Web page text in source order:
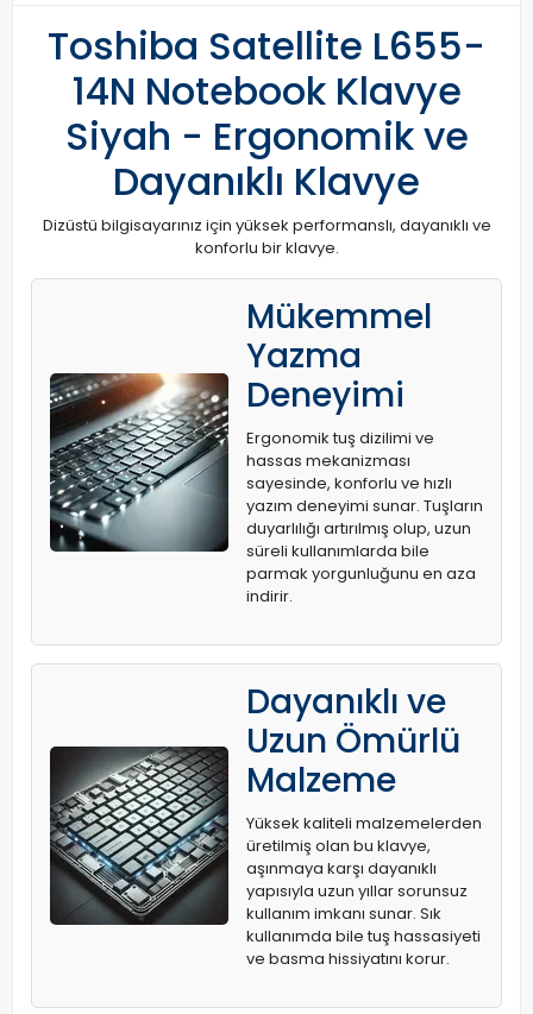
Toshiba Satellite L655-
14N Notebook Klavye
Siyah - Ergonomik ve
Dayanıklı Klavye
Dizüstü bilgisayarınız için yüksek performanslı, dayanıklı ve
konforlu bir klavye.
Mükemmel
Yazma
Deneyimi
Ergonomik tuş dizilimi ve
hassas mekanizması
sayesinde, konforlu ve hızlı
yazım deneyimi sunar. Tuşların
duyarlılığı artırılmış olup, uzun
süreli kullanımlarda bile
parmak yorgunluğunu en aza
indirir.
Dayanıklı ve
Uzun Ömürlü
Malzeme
Yüksek kaliteli malzemelerden
üretilmiş olan bu klavye,
aşınmaya karşı dayanıklı
yapısıyla uzun yıllar sorunsuz
kullanım imkanı sunar. Sık
kullanımda bile tuş hassasiyeti
ve basma hissiyatını korur.